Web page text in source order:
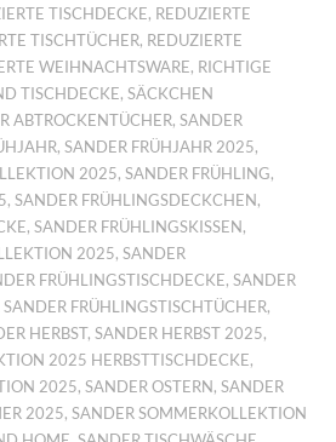
TISCHDECKE, REDUZIERTE
TISCHTÜCHER, REDUZIERTE
WEIHNACHTSWARE, RICHTIGE
TISCHDECKE,SÄCKCHEN
ABTROCKENTÜCHER,SANDER
,SANDER FRÜHJAHR 2025,
2025,SANDER FRÜHLING,
,SANDER FRÜHLINGSDECKCHEN,
,SANDER FRÜHLINGSKISSEN,
2025,SANDER
FRÜHLINGSTISCHDECKE,SANDER
SANDER FRÜHLINGSTISCHTÜCHER,
HERBST,SANDER HERBST 2025,
2025 HERBSTTISCHDECKE,
2025,SANDER OSTERN,SANDER
2025,SANDER SOMMERKOLLEKTION